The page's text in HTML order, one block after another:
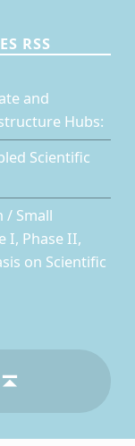
RSS
and
Hubs:
Scientific
/ Small
I, Phase II,
on Scientific